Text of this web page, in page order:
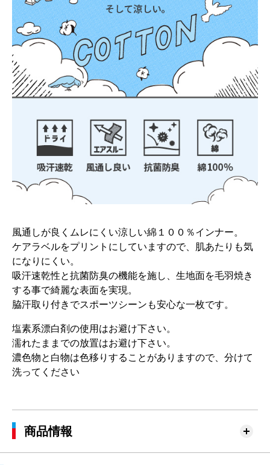
風通しが良くムレにくい涼しい綿１００％インナー。
ケアラベルをプリントにしていますので、肌あたりも気
になりにくい。
吸汗速乾性と抗菌防臭の機能を施し、生地面を毛羽焼き
する事で綺麗な表面を実現。
脇汗取り付きでスポーツシーンも安心な一枚です。
塩素系漂白剤の使用はお避け下さい。
濡れたままでの放置はお避け下さい。
濃色物と白物は色移りすることがありますので、分けて
洗ってください
商品情報